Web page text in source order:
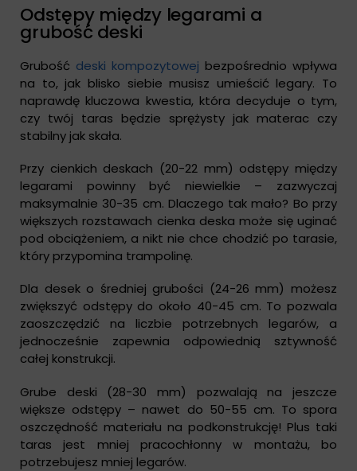
Odstępy między legarami a
grubość deski
Grubość deski kompozytowej bezpośrednio wpływa
na to, jak blisko siebie musisz umieścić legary. To
naprawdę kluczowa kwestia, która decyduje o tym,
czy twój taras będzie sprężysty jak materac czy
stabilny jak skała.
Przy cienkich deskach (20-22 mm) odstępy między
legarami powinny być niewielkie – zazwyczaj
maksymalnie 30-35 cm. Dlaczego tak mało? Bo przy
większych rozstawach cienka deska może się uginać
pod obciążeniem, a nikt nie chce chodzić po tarasie,
który przypomina trampolinę.
Dla desek o średniej grubości (24-26 mm) możesz
zwiększyć odstępy do około 40-45 cm. To pozwala
zaoszczędzić na liczbie potrzebnych legarów, a
jednocześnie zapewnia odpowiednią sztywność
całej konstrukcji.
Grube deski (28-30 mm) pozwalają na jeszcze
większe odstępy – nawet do 50-55 cm. To spora
oszczędność materiału na podkonstrukcję! Plus taki
taras jest mniej pracochłonny w montażu, bo
potrzebujesz mniej legarów.